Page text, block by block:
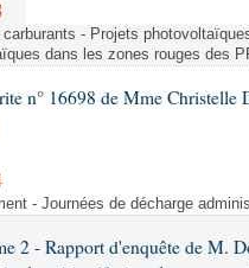
carburants - Projets
dans les zones rouges des
n° 16698 de Mme Christelle
- Journées de décharge
2 - Rapport d'enquête de M.